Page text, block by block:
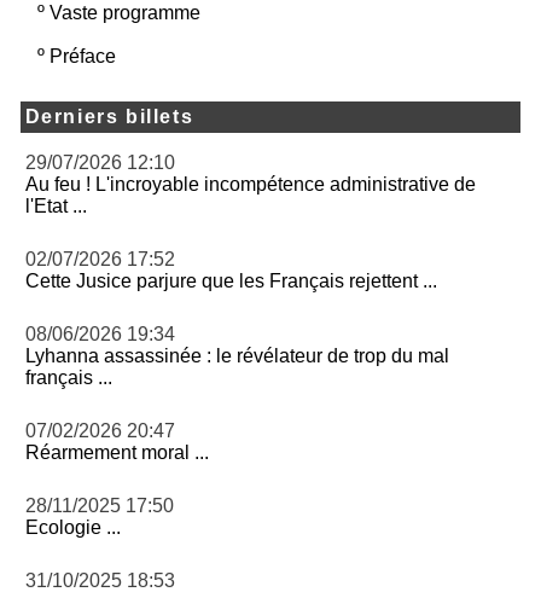
º Vaste programme
º Préface
Derniers billets
29/07/2026 12:10
Au feu ! L'incroyable incompétence administrative de
l'Etat ...
02/07/2026 17:52
Cette Jusice parjure que les Français rejettent ...
08/06/2026 19:34
Lyhanna assassinée : le révélateur de trop du mal
français ...
07/02/2026 20:47
Réarmement moral ...
28/11/2025 17:50
Ecologie ...
31/10/2025 18:53